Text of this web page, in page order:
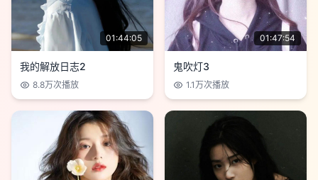
01:44:05
我的解放日志2
8.8万次播放
01:47:54
鬼吹灯3
1.1万次播放